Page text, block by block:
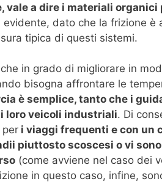
a dire i materiali organici
dato che la frizione è
tipica di questi sistemi.
in grado di migliorare in
bisogna affrontare le
è semplice, tanto che i
loro veicoli industriali. Di
i viaggi frequenti e con un
piuttosto scoscesi o vi
(come avviene nel caso dei
in questo caso, infine,